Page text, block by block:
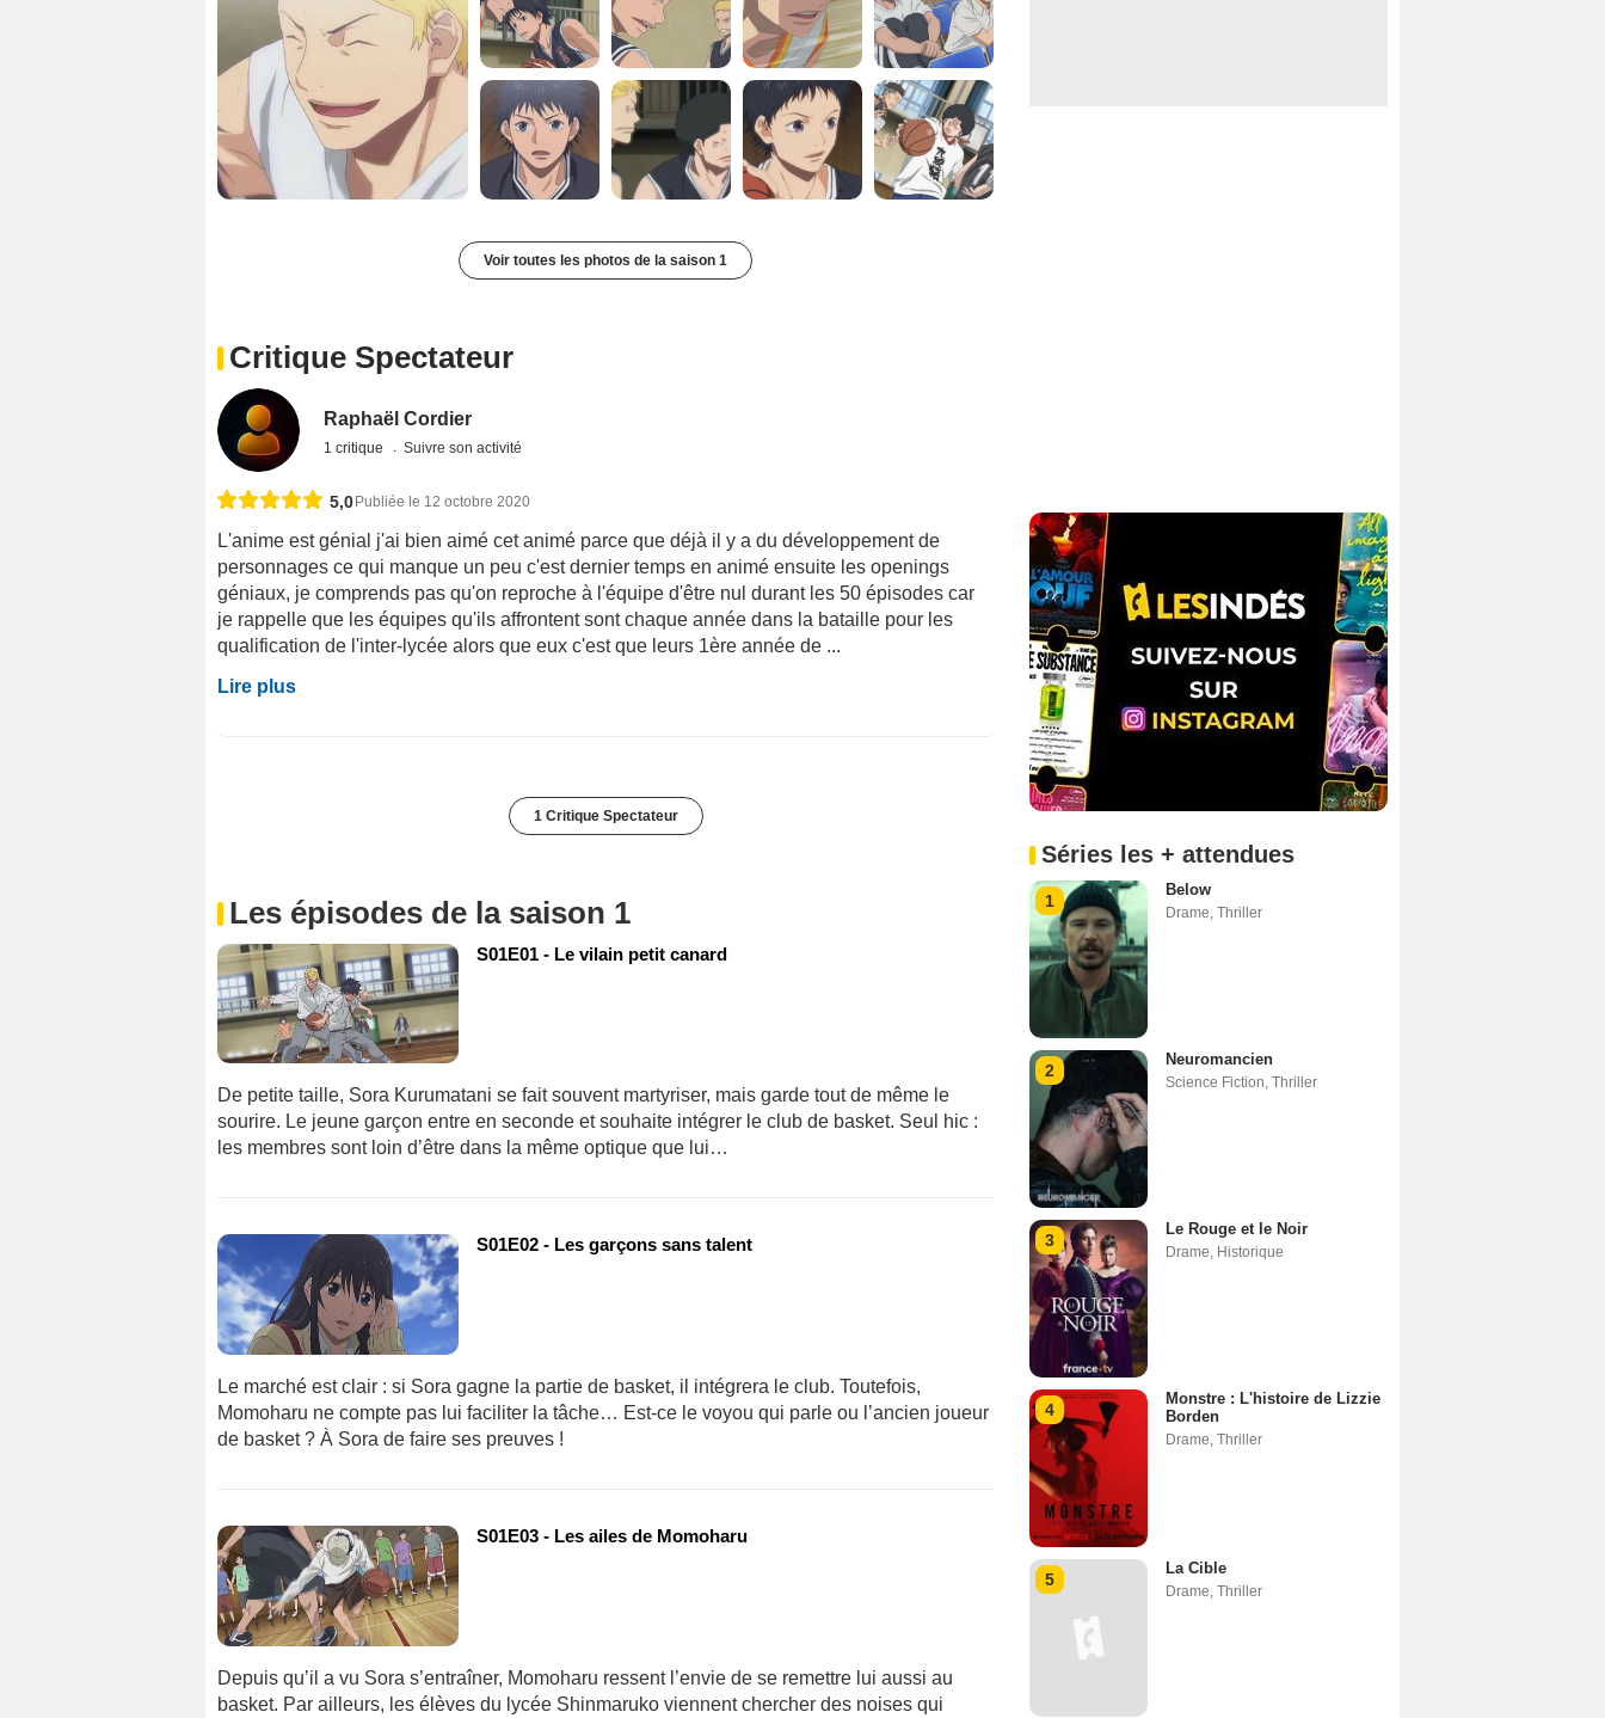
Voir toutes les photos de la saison 1
Critique Spectateur
Raphaël Cordier
1 critique Suivre son activité
5,0Publiée le 12 octobre 2020
L'anime est génial j'ai bien aimé cet animé parce que déjà il y a du développement de
personnages ce qui manque un peu c'est dernier temps en animé ensuite les openings
géniaux, je comprends pas qu'on reproche à l'équipe d'être nul durant les 50 épisodes car
je rappelle que les équipes qu'ils affrontent sont chaque année dans la bataille pour les
qualification de l'inter-lycée alors que eux c'est que leurs 1ère année de ...
Lire plus
1 Critique Spectateur
Les épisodes de la saison 1
S01E01 - Le vilain petit canard
De petite taille, Sora Kurumatani se fait souvent martyriser, mais garde tout de même le
sourire. Le jeune garçon entre en seconde et souhaite intégrer le club de basket. Seul hic :
les membres sont loin d’être dans la même optique que lui…
S01E02 - Les garçons sans talent
Le marché est clair : si Sora gagne la partie de basket, il intégrera le club. Toutefois,
Momoharu ne compte pas lui faciliter la tâche… Est-ce le voyou qui parle ou l’ancien joueur
de basket ? À Sora de faire ses preuves !
S01E03 - Les ailes de Momoharu
Depuis qu’il a vu Sora s’entraîner, Momoharu ressent l’envie de se remettre lui aussi au
basket. Par ailleurs, les élèves du lycée Shinmaruko viennent chercher des noises qui
Séries les + attendues
1
Below
Drame Thriller
2
Neuromancien
Science Fiction Thriller
3
Le Rouge et le Noir
Drame Historique
4
Monstre : L'histoire de Lizzie
Borden
Drame Thriller
5
La Cible
Drame Thriller